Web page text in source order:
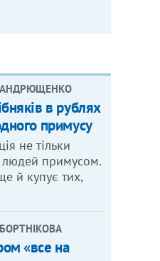
в рублях
примусу
не тільки
примусом.
й купує тих,
«все на